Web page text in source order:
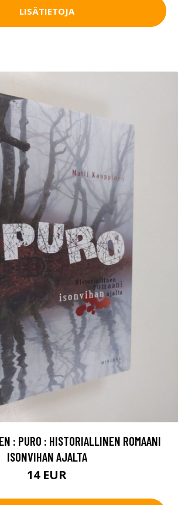
LISÄTIETOJA
: PURO : HISTORIALLINEN ROMAANI
ISONVIHAN AJALTA
14 EUR